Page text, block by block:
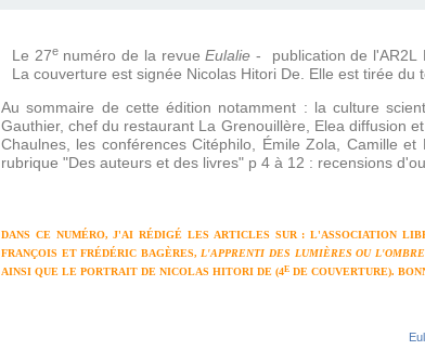
Le 27enuméro de la revueEulalie - publication de l'AR2L
La couverture est signée Nicolas Hitori De. Elle est tirée du
Au sommaire de cette édition notamment : la culture
Gauthier, chef du restaurant La Grenouillère, Elea diffusion
Chaulnes, les conférences Citéphilo, Émile Zola, Camille
rubrique "Des auteurs et des livres" p 4 à 12 : recensions
DANS CE NUMÉRO, J'AI RÉDIGÉ LES ARTICLES SUR : L'ASSOCIATION
FRANÇOIS ET FRÉDÉRIC BAGÈRES,L'APPRENTI DES LUMIÈRES OU
AINSI QUE LE PORTRAIT DE NICOLAS HITORI DE (4E DE COUVERTURE).